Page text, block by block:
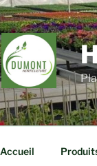
Accueil